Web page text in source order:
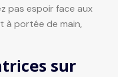
pas espoir face aux
à portée de main,
sur